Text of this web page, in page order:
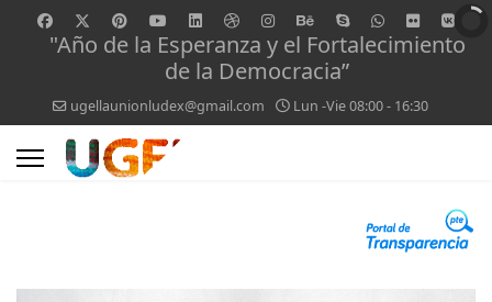
"Año de la Esperanza y el Fortalecimiento
de la Democracia”
ugellaunionludex@gmail.com Lun -Vie 08:00 - 16:30